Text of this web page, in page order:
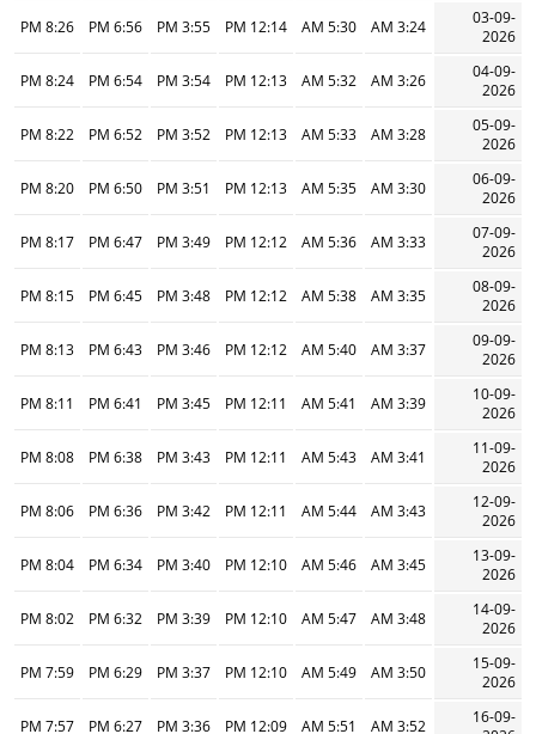
03-09-
2026
3:24 AM
5:30 AM
12:14 PM
3:55 PM
6:56 PM
8:26 PM
04-09-
2026
3:26 AM
5:32 AM
12:13 PM
3:54 PM
6:54 PM
8:24 PM
05-09-
2026
3:28 AM
5:33 AM
12:13 PM
3:52 PM
6:52 PM
8:22 PM
06-09-
2026
3:30 AM
5:35 AM
12:13 PM
3:51 PM
6:50 PM
8:20 PM
07-09-
2026
3:33 AM
5:36 AM
12:12 PM
3:49 PM
6:47 PM
8:17 PM
08-09-
2026
3:35 AM
5:38 AM
12:12 PM
3:48 PM
6:45 PM
8:15 PM
09-09-
2026
3:37 AM
5:40 AM
12:12 PM
3:46 PM
6:43 PM
8:13 PM
10-09-
2026
3:39 AM
5:41 AM
12:11 PM
3:45 PM
6:41 PM
8:11 PM
11-09-
2026
3:41 AM
5:43 AM
12:11 PM
3:43 PM
6:38 PM
8:08 PM
12-09-
2026
3:43 AM
5:44 AM
12:11 PM
3:42 PM
6:36 PM
8:06 PM
13-09-
2026
3:45 AM
5:46 AM
12:10 PM
3:40 PM
6:34 PM
8:04 PM
14-09-
2026
3:48 AM
5:47 AM
12:10 PM
3:39 PM
6:32 PM
8:02 PM
15-09-
2026
3:50 AM
5:49 AM
12:10 PM
3:37 PM
6:29 PM
7:59 PM
16-09-
3:52 AM
5:51 AM
12:09 PM
3:36 PM
6:27 PM
7:57 PM